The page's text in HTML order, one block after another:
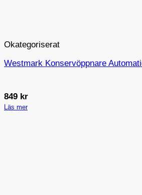
Okategoriserat
Westmark Konservöppnare
849 kr
Läs mer